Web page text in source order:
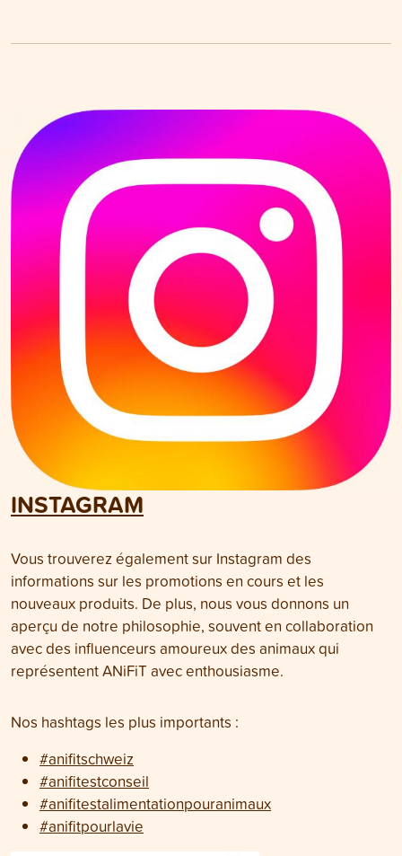
INSTAGRAM
Vous trouverez également sur Instagram des
informations sur les promotions en cours et les
nouveaux produits. De plus, nous vous donnons un
aperçu de notre philosophie, souvent en collaboration
avec des influenceurs amoureux des animaux qui
représentent ANiFiT avec enthousiasme.
Nos hashtags les plus importants :
#anifitschweiz
#anifitestconseil
#anifitestalimentationpouranimaux
#anifitpourlavie